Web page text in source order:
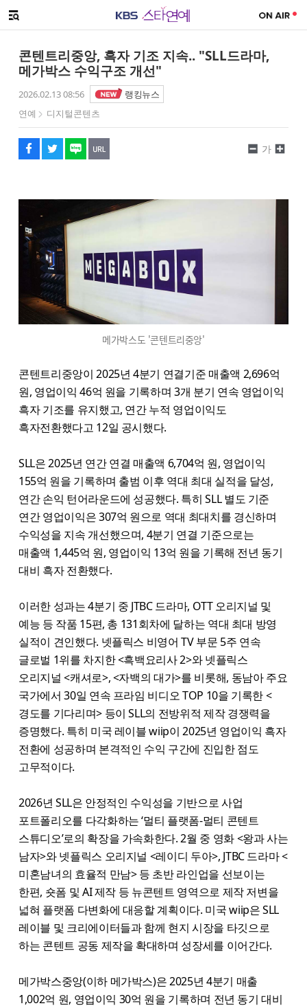
메뉴 열기
콘텐트리중앙, 흑자 기조 지속.. "SLL드라마,
메가박스 수익구조 개선"
2026.02.13 08:56
랭킹뉴스
연예
디지털콘텐츠
페이스북
트위터
네이버
URL복사
글씨 작게보기
가
글씨 크게보기
메가박스도 '콘텐트리중앙'
콘텐트리중앙이 2025년 4분기 연결기준 매출액 2,696억
원, 영업이익 46억 원을 기록하며 3개 분기 연속 영업이익
흑자 기조를 유지했고, 연간 누적 영업이익도
흑자전환했다고 12일 공시했다.
SLL은 2025년 연간 연결 매출액 6,704억 원, 영업이익
155억 원을 기록하며 출범 이후 역대 최대 실적을 달성,
연간 손익 턴어라운드에 성공했다. 특히 SLL 별도 기준
연간 영업이익은 307억 원으로 역대 최대치를 경신하며
수익성을 지속 개선했으며, 4분기 연결 기준으로는
매출액 1,445억 원, 영업이익 13억 원을 기록해 전년 동기
대비 흑자 전환했다.
이러한 성과는 4분기 중 JTBC 드라마, OTT 오리지널 및
예능 등 작품 15편, 총 131회차에 달하는 역대 최대 방영
실적이 견인했다. 넷플릭스 비영어 TV 부문 5주 연속
글로벌 1위를 차지한 <흑백요리사 2>와 넷플릭스
오리지널 <캐셔로>, <자백의 대가>를 비롯해, 동남아 주요
국가에서 30일 연속 프라임 비디오 TOP 10을 기록한 <
경도를 기다리며> 등이 SLL의 전방위적 제작 경쟁력을
증명했다. 특히 미국 레이블 wiip이 2025년 영업이익 흑자
전환에 성공하며 본격적인 수익 구간에 진입한 점도
고무적이다.
2026년 SLL은 안정적인 수익성을 기반으로 사업
포트폴리오를 다각화하는 ‘멀티 플랫폼-멀티 콘텐트
스튜디오’로의 확장을 가속화한다. 2월 중 영화 <왕과 사는
남자>와 넷플릭스 오리지널 <레이디 두아>, JTBC 드라마 <
미혼남녀의 효율적 만남> 등 초반 라인업을 선보이는
한편, 숏폼 및 AI 제작 등 뉴콘텐트 영역으로 제작 저변을
넓혀 플랫폼 다변화에 대응할 계획이다. 미국 wiip은 SLL
레이블 및 크리에이터들과 함께 현지 시장을 타깃으로
하는 콘텐트 공동 제작을 확대하며 성장세를 이어간다.
메가박스중앙(이하 메가박스)은 2025년 4분기 매출
1,002억 원, 영업이익 30억 원을 기록하며 전년 동기 대비